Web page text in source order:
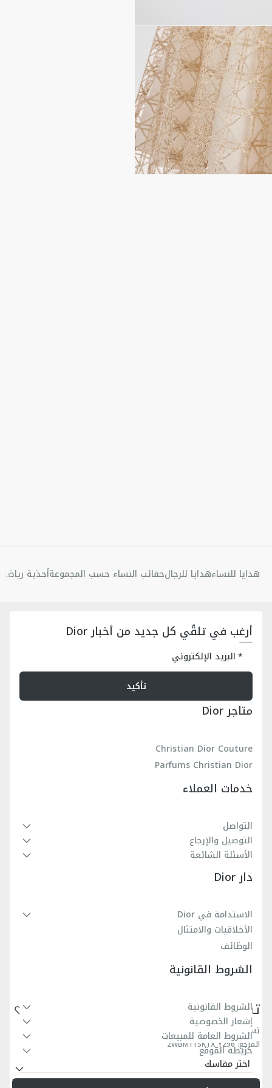
تنورة بقصّة على شكل الحرف A للأطفال
نسيج مخرّم بنمط كاناج باللون الذهبي
المرجع:
2WBM11SKTX_Y296
اختر مقاسك
هدايا للنساءهدايا للرجالحقائب النساء حسب المجموعةأحذية
أرغب في تلقّي كل جديد من أخبار Dior
البريد الإلكتروني
تأكيد
متاجر Dior
Christian Dior Couture
Parfums Christian Dior
خدمات العملاء
التواصل
التوصيل والإرجاع
الأسئلة الشائعة
دار Dior
الاستدامة في Dior
الأخلاقيات والامتثال
الوظائف
الشروط القانونية
الشروط القانونية
إشعار الخصوصية
الشروط العامة للمبيعات
خريطة الموقع